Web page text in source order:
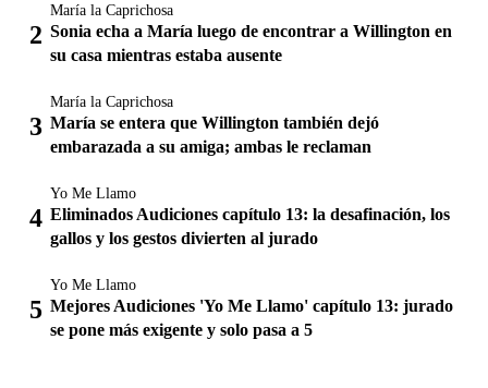
María la Caprichosa
Sonia echa a María luego de encontrar a Willington en
su casa mientras estaba ausente
María la Caprichosa
María se entera que Willington también dejó
embarazada a su amiga; ambas le reclaman
Yo Me Llamo
Eliminados Audiciones capítulo 13: la desafinación, los
gallos y los gestos divierten al jurado
Yo Me Llamo
Mejores Audiciones 'Yo Me Llamo' capítulo 13: jurado
se pone más exigente y solo pasa a 5